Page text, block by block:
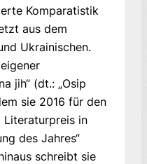
Komparatistik
aus dem
Ukrainischen.
jih“ (dt.: „Osip
sie 2016 für den
Literaturpreis in
des Jahres“
schreibt sie